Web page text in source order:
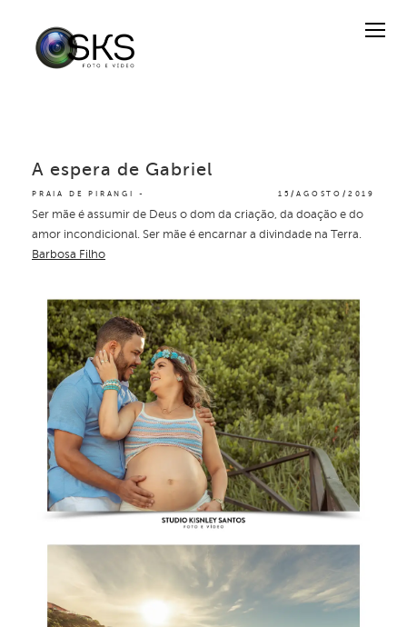
PRAIA DE PIRANGI 15/AGOSTO/2019
A espera de Gabriel
Ser mãe é assumir de Deus o dom da criação, da doação e do
amor incondicional. Ser mãe é encarnar a divindade na Terra.
Barbosa Filho